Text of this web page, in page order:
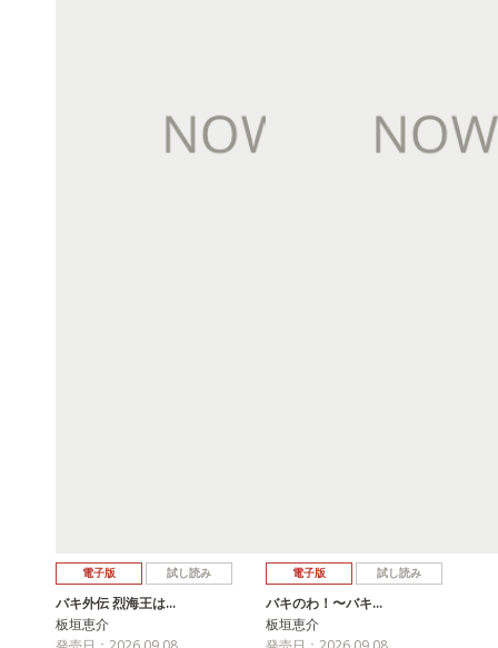
電子版 試し読み
バキ外伝 烈海王は…
板垣恵介
電子版 試し読み
バキのわ！〜バキ…
板垣恵介